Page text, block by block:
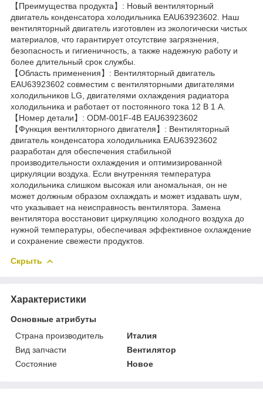
【Преимущества продукта】: Новый вентиляторный
двигатель конденсатора холодильника EAU63923602. Наш
вентиляторный двигатель изготовлен из экологически чистых
материалов, что гарантирует отсутствие загрязнения,
безопасность и гигиеничность, а также надежную работу и
более длительный срок службы.
【Область применения】: Вентиляторный двигатель
EAU63923602 совместим с вентиляторными двигателями
холодильников LG, двигателями охлаждения радиатора
холодильника и работает от постоянного тока 12 В 1 А.
【Номер детали】: ODM-001F-4B EAU63923602
【Функция вентиляторного двигателя】: Вентиляторный
двигатель конденсатора холодильника EAU63923602
разработан для обеспечения стабильной
производительности охлаждения и оптимизированной
циркуляции воздуха. Если внутренняя температура
холодильника слишком высокая или аномальная, он не
может должным образом охлаждать и может издавать шум,
что указывает на неисправность вентилятора. Замена
вентилятора восстановит циркуляцию холодного воздуха до
нужной температуры, обеспечивая эффективное охлаждение
и сохранение свежести продуктов.
Скрыть
Характеристики
Основные атрибуты
Страна производитель
Италия
Вид запчасти
Вентилятор
Состояние
Новое